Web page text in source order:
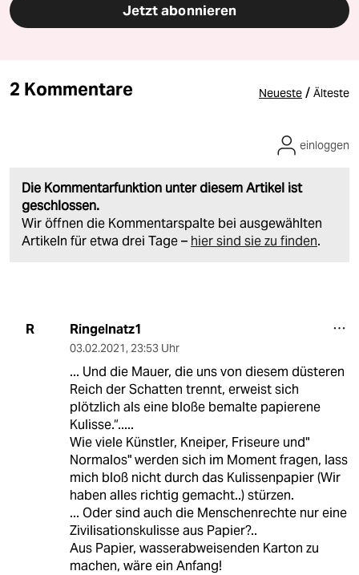
Jetzt abonnieren
2 Kommentare Neueste / Älteste
Die Kommentarfunktion unter diesem Artikel ist
geschlossen.
Wir öffnen die Kommentarspalte bei ausgewählten
Artikeln für etwa drei Tage – hier sind sie zu finden.
einloggen
R Ringelnatz1
03.02.2021, 23:53 Uhr
... Und die Mauer, die uns von diesem düsteren
Reich der Schatten trennt, erweist sich
plötzlich als eine bloße bemalte papierene
Kulisse.“.....
Wie viele Künstler, Kneiper, Friseure und"
Normalos" werden sich im Moment fragen, lass
mich bloß nicht durch das Kulissenpapier (Wir
haben alles richtig gemacht..) stürzen.
... Oder sind auch die Menschenrechte nur eine
Zivilisationskulisse aus Papier?..
Aus Papier, wasserabweisenden Karton zu
machen, wäre ein Anfang!